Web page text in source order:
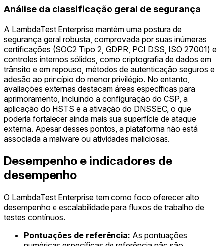
Análise da classificação geral de segurança
A LambdaTest Enterprise mantém uma postura de
segurança geral robusta, comprovada por suas inúmeras
certificações (SOC2 Tipo 2, GDPR, PCI DSS, ISO 27001) e
controles internos sólidos, como criptografia de dados em
trânsito e em repouso, métodos de autenticação seguros e
adesão ao princípio do menor privilégio. No entanto,
avaliações externas destacam áreas específicas para
aprimoramento, incluindo a configuração do CSP, a
aplicação do HSTS e a ativação do DNSSEC, o que
poderia fortalecer ainda mais sua superfície de ataque
externa. Apesar desses pontos, a plataforma não está
associada a malware ou atividades maliciosas.
Desempenho e indicadores de
desempenho
O LambdaTest Enterprise tem como foco oferecer alto
desempenho e escalabilidade para fluxos de trabalho de
testes contínuos.
Pontuações de referência: As pontuações